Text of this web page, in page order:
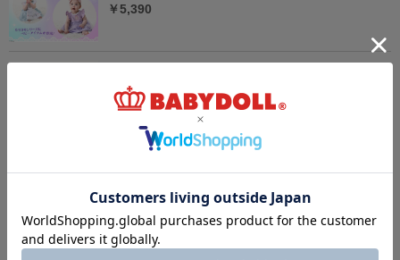
￥5,390
【OUTLET】20%OFF SALE ディズニー デニムベビーセッ
トアップ 0298B
￥4,312 (20%OFF)
ディズニー ベビー3点セット 0141B
￥5,940